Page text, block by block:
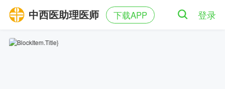
中西医助理医师 下载APP 登录